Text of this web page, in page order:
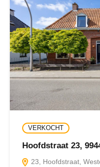
VERKOCHT
Hoofdstraat 23,
23, Hoofdstraat,